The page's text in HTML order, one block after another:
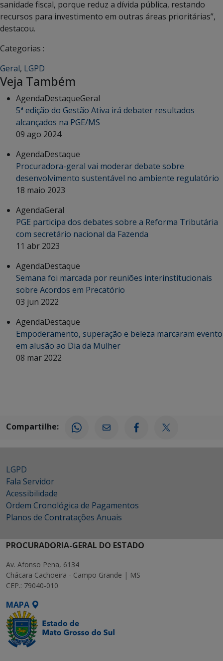
sanidade fiscal, porque reduz a dívida pública, restando
recursos para investimento em outras áreas prioritárias”,
destacou.
Categorias :
Geral, LGPD
Veja Também
AgendaDestaqueGeral
5ª edição do Gestão Ativa irá debater resultados
alcançados na PGE/MS
09 ago 2024
AgendaDestaque
Procuradora-geral vai moderar debate sobre
desenvolvimento sustentável no ambiente regulatório
18 maio 2023
AgendaGeral
PGE participa dos debates sobre a Reforma Tributária
com secretário nacional da Fazenda
11 abr 2023
AgendaDestaque
Semana foi marcada por reuniões interinstitucionais
sobre Acordos em Precatório
03 jun 2022
AgendaDestaque
Empoderamento, superação e beleza marcaram evento
em alusão ao Dia da Mulher
08 mar 2022
Compartilhe:
LGPD
Fala Servidor
Acessibilidade
Ordem Cronológica de Pagamentos
Planos de Contratações Anuais
PROCURADORIA-GERAL DO ESTADO
Av. Afonso Pena, 6134
Chácara Cachoeira - Campo Grande | MS
CEP.: 79040-010
MAPA